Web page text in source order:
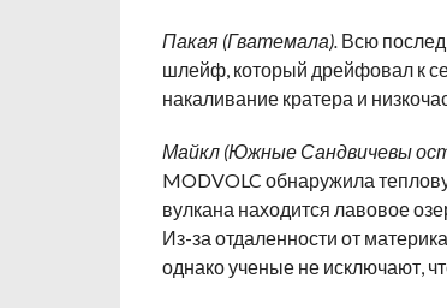
Пакая (Гватемала). Всю
шлейф, который дрейфовал к
накаливание кратера и
Майкл (Южные Сандвичевы
MODVOLC обнаружила
вулкана находится лавовое
Из-за отдаленности от
однако ученые не исключают,